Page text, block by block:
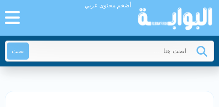
أضخم محتوى عربي
بحث